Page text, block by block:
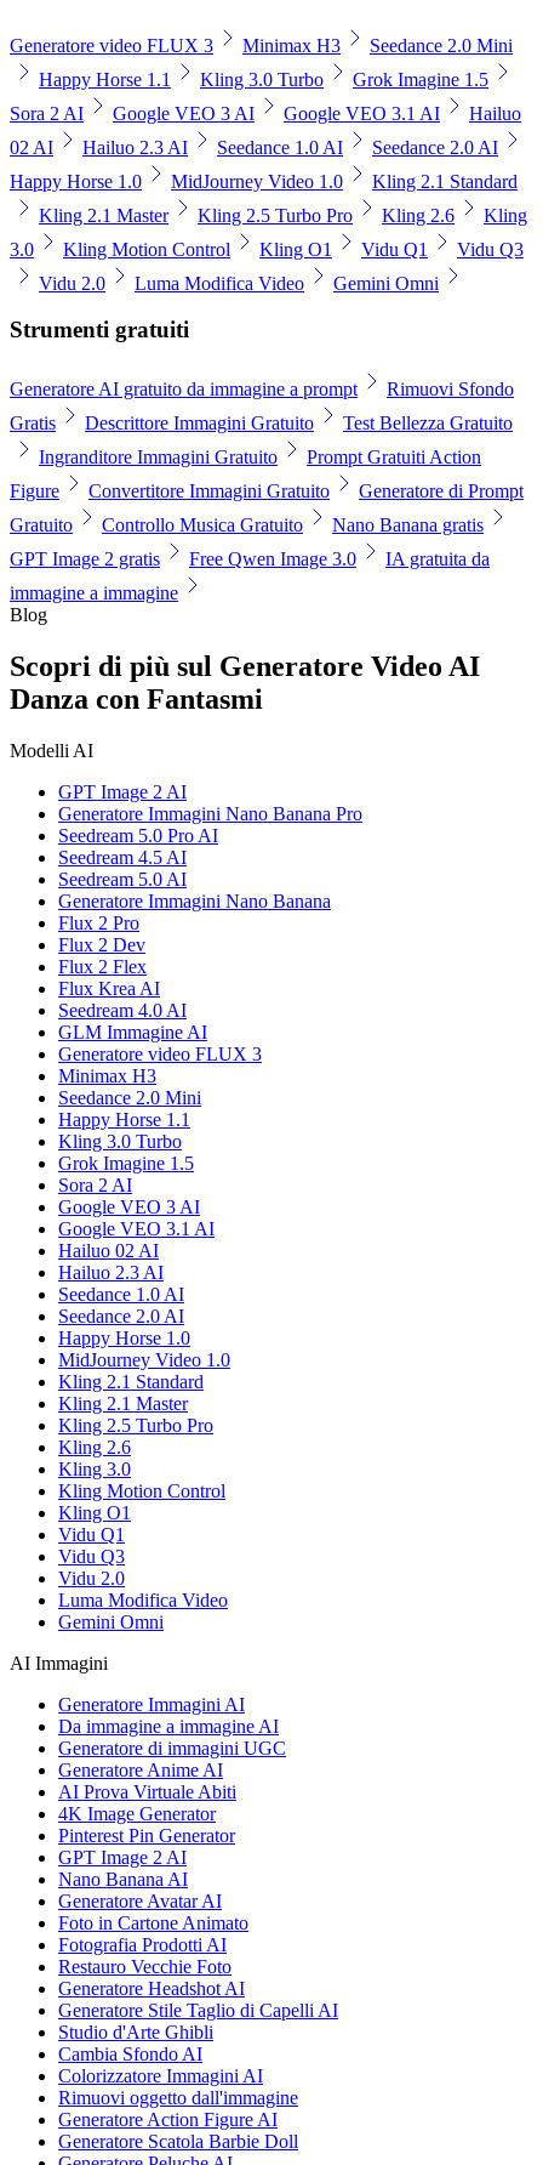
Generatore video FLUX 3 Minimax H3
Seedance 2.0 Mini
Happy Horse 1.1
Kling 3.0 Turbo
Grok Imagine 1.5
Sora 2 AI
Google VEO 3 AI Google VEO 3.1 AI
Hailuo
02 AI
Hailuo 2.3 AI Seedance 1.0 AI
Seedance 2.0 AI
Happy Horse 1.0
MidJourney Video 1.0
Kling 2.1 Standard
Kling 2.1 Master
Kling 2.5 Turbo Pro Kling 2.6
Kling
3.0
Kling Motion Control Kling O1 Vidu Q1
Vidu Q3
Vidu 2.0
Luma Modifica Video Gemini Omni
Strumenti gratuiti
Generatore AI gratuito da immagine a prompt
Rimuovi Sfondo
Gratis
Descrittore Immagini Gratuito
Test Bellezza Gratuito
Ingranditore Immagini Gratuito
Prompt Gratuiti Action
Figure
Convertitore Immagini Gratuito
Generatore di Prompt
Gratuito
Controllo Musica Gratuito
Nano Banana gratis
GPT Image 2 gratis
Free Qwen Image 3.0
IA gratuita da
immagine a immagine
Blog
Scopri di più sul Generatore Video AI
Danza con Fantasmi
Modelli AI
GPT Image 2 AI
Generatore Immagini Nano Banana Pro
Seedream 5.0 Pro AI
Seedream 4.5 AI
Seedream 5.0 AI
Generatore Immagini Nano Banana
Flux 2 Pro
Flux 2 Dev
Flux 2 Flex
Flux Krea AI
Seedream 4.0 AI
GLM Immagine AI
Generatore video FLUX 3
Minimax H3
Seedance 2.0 Mini
Happy Horse 1.1
Kling 3.0 Turbo
Grok Imagine 1.5
Sora 2 AI
Google VEO 3 AI
Google VEO 3.1 AI
Hailuo 02 AI
Hailuo 2.3 AI
Seedance 1.0 AI
Seedance 2.0 AI
Happy Horse 1.0
MidJourney Video 1.0
Kling 2.1 Standard
Kling 2.1 Master
Kling 2.5 Turbo Pro
Kling 2.6
Kling 3.0
Kling Motion Control
Kling O1
Vidu Q1
Vidu Q3
Vidu 2.0
Luma Modifica Video
Gemini Omni
AI Immagini
Generatore Immagini AI
Da immagine a immagine AI
Generatore di immagini UGC
Generatore Anime AI
AI Prova Virtuale Abiti
4K Image Generator
Pinterest Pin Generator
GPT Image 2 AI
Nano Banana AI
Generatore Avatar AI
Foto in Cartone Animato
Fotografia Prodotti AI
Restauro Vecchie Foto
Generatore Headshot AI
Generatore Stile Taglio di Capelli AI
Studio d'Arte Ghibli
Cambia Sfondo AI
Colorizzatore Immagini AI
Rimuovi oggetto dall'immagine
Generatore Action Figure AI
Generatore Scatola Barbie Doll